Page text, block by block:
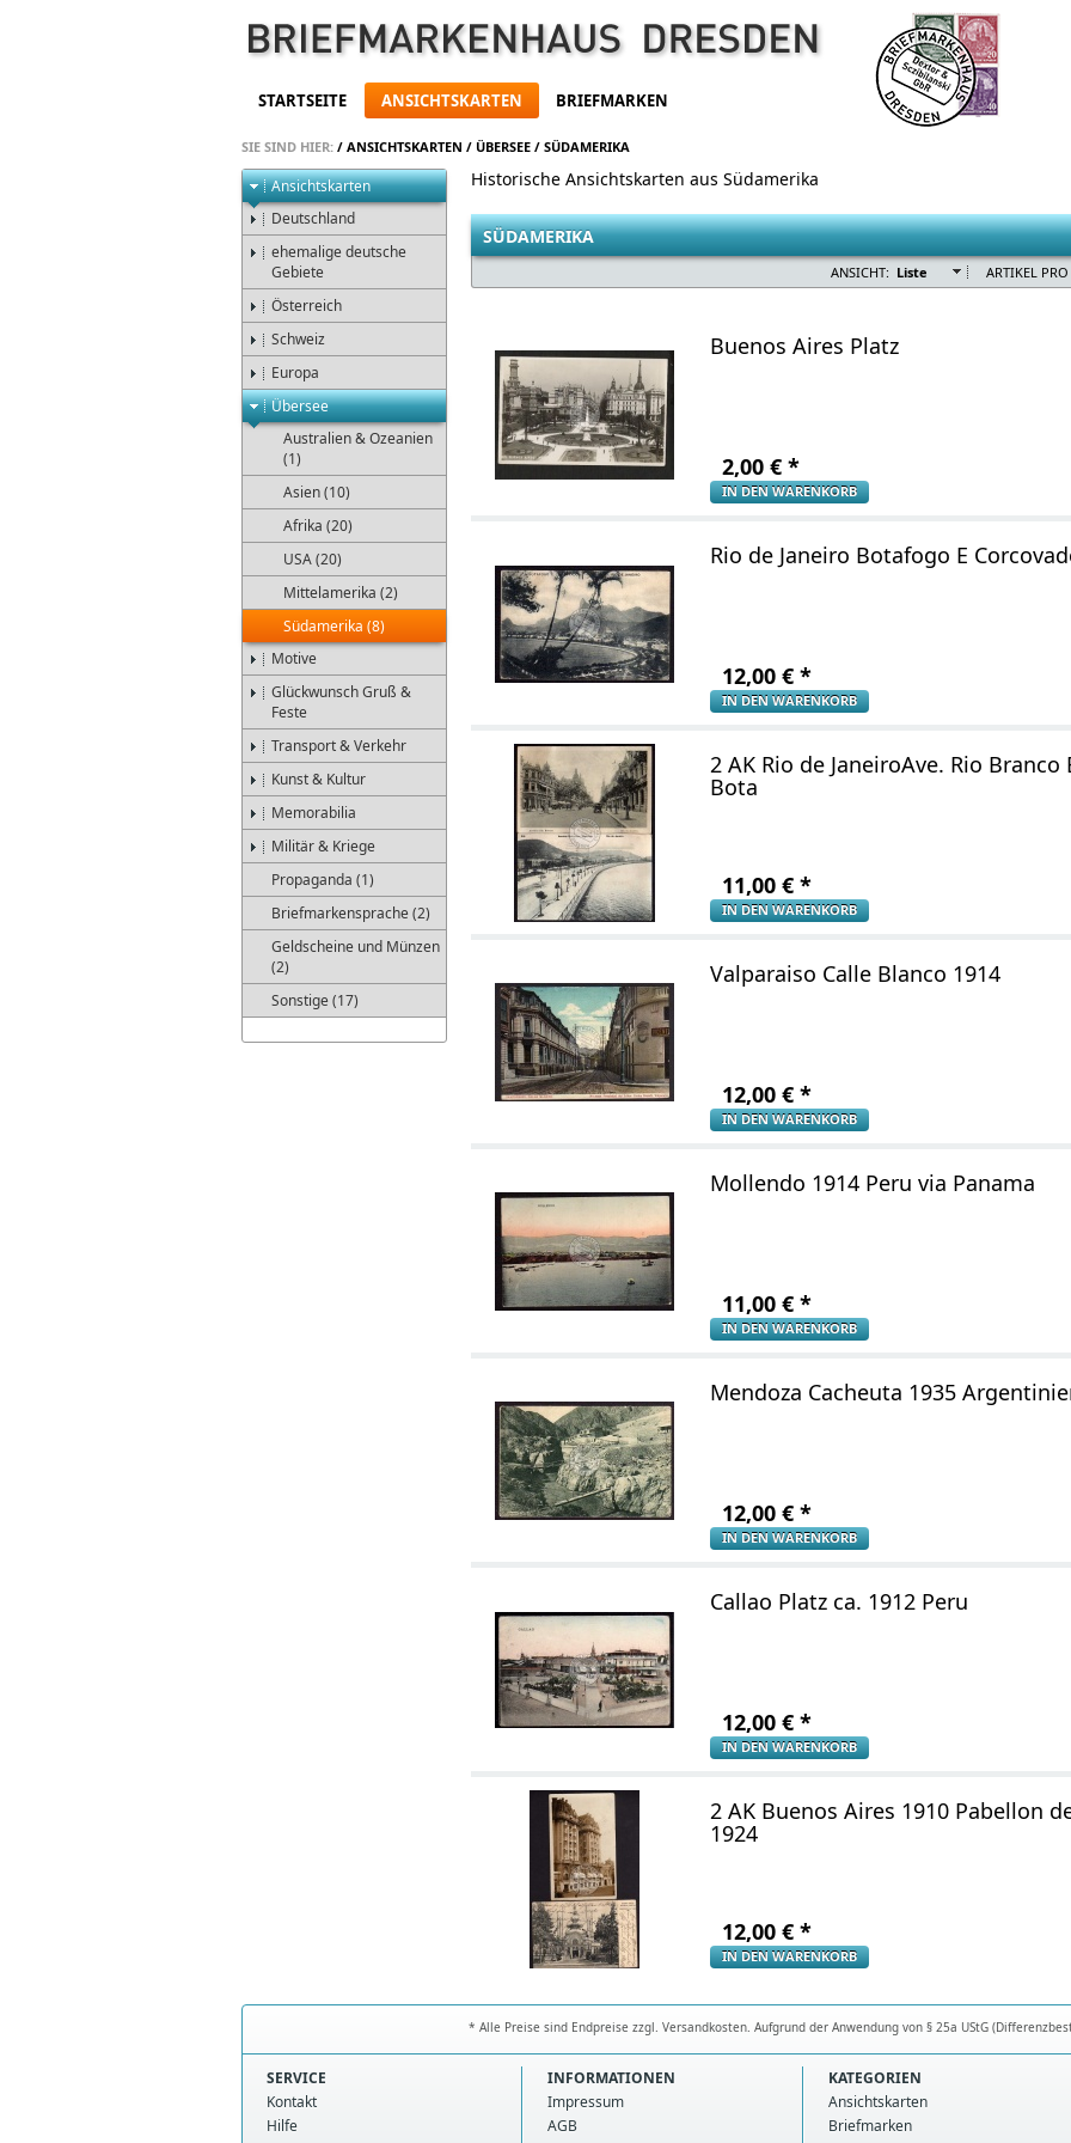
STARTSEITE ANSICHTSKARTEN BRIEFMARKEN
SIE SIND HIER: / ANSICHTSKARTEN / ÜBERSEE / SÜDAMERIKA
Ansichtskarten
Deutschland
ehemalige deutsche
Gebiete
Österreich
Schweiz
Europa
Übersee
Australien & Ozeanien
(1)
Asien (10)
Afrika (20)
USA (20)
Mittelamerika (2)
Südamerika (8)
Motive
Glückwunsch Gruß &
Feste
Transport & Verkehr
Kunst & Kultur
Memorabilia
Militär & Kriege
Propaganda (1)
Briefmarkensprache (2)
Geldscheine und Münzen
(2)
Sonstige (17)
Historische Ansichtskarten aus Südamerika
SÜDAMERIKA
ARTIKEL PRO
ANSICHT: Liste
Buenos Aires Platz
2,00 € *
IN DEN WARENKORB
Rio de Janeiro Botafogo E
12,00 € *
IN DEN WARENKORB
2 AK Rio de JaneiroAve. Rio
Bota
11,00 € *
IN DEN WARENKORB
Valparaiso Calle Blanco 1914
12,00 € *
IN DEN WARENKORB
Mollendo 1914 Peru via Panama
11,00 € *
IN DEN WARENKORB
Mendoza Cacheuta 1935
12,00 € *
IN DEN WARENKORB
Callao Platz ca. 1912 Peru
12,00 € *
IN DEN WARENKORB
2 AK Buenos Aires 1910 Pabellon
1924
12,00 € *
IN DEN WARENKORB
* Alle Preise sind Endpreise zzgl. Versandkosten. Aufgrund der Anwendung von § 25a UStG
SERVICE
Kontakt
Hilfe
INFORMATIONEN
Impressum
AGB
KATEGORIEN
Ansichtskarten
Briefmarken